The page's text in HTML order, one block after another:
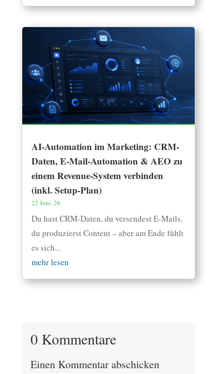
AI-Automation im Marketing: CRM-
Daten, E-Mail-Automation & AEO zu
einem Revenue-System verbinden
(inkl. Setup-Plan)
22 Juni. 26
Du hast CRM-Daten, du versendest E-Mails,
du produzierst Content – aber am Ende fühlt
es sich...
mehr lesen
0 Kommentare
Einen Kommentar abschicken